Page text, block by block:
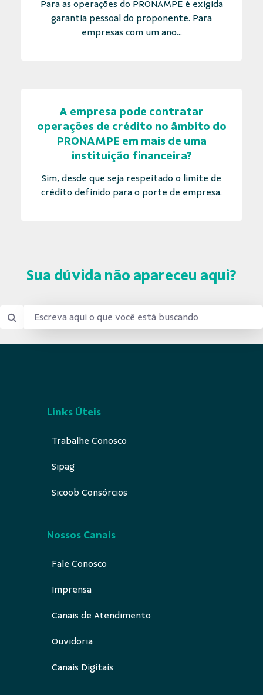
Para as operações do PRONAMPE é exigida
garantia pessoal do proponente. Para
empresas com um ano...
A empresa pode contratar
operações de crédito no âmbito do
PRONAMPE em mais de uma
instituição financeira?
Sim, desde que seja respeitado o limite de
crédito definido para o porte de empresa.
Sua dúvida não apareceu aqui?
Links Úteis
Trabalhe Conosco
Sipag
Sicoob Consórcios
Nossos Canais
Fale Conosco
Imprensa
Canais de Atendimento
Ouvidoria
Canais Digitais